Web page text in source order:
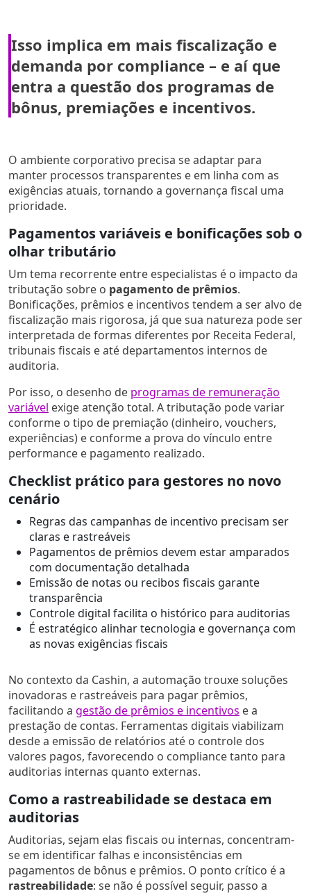
Isso implica em mais fiscalização e
demanda por compliance – e aí que
entra a questão dos programas de
bônus, premiações e incentivos.
O ambiente corporativo precisa se adaptar para
manter processos transparentes e em linha com as
exigências atuais, tornando a governança fiscal uma
prioridade.
Pagamentos variáveis e bonificações sob o
olhar tributário
Um tema recorrente entre especialistas é o impacto da
tributação sobre o pagamento de prêmios.
Bonificações, prêmios e incentivos tendem a ser alvo de
fiscalização mais rigorosa, já que sua natureza pode ser
interpretada de formas diferentes por Receita Federal,
tribunais fiscais e até departamentos internos de
auditoria.
Por isso, o desenho de programas de remuneração
variável exige atenção total. A tributação pode variar
conforme o tipo de premiação (dinheiro, vouchers,
experiências) e conforme a prova do vínculo entre
performance e pagamento realizado.
Checklist prático para gestores no novo
cenário
Regras das campanhas de incentivo precisam ser
claras e rastreáveis
Pagamentos de prêmios devem estar amparados
com documentação detalhada
Emissão de notas ou recibos fiscais garante
transparência
Controle digital facilita o histórico para auditorias
É estratégico alinhar tecnologia e governança com
as novas exigências fiscais
No contexto da Cashin, a automação trouxe soluções
inovadoras e rastreáveis para pagar prêmios,
facilitando a gestão de prêmios e incentivos e a
prestação de contas. Ferramentas digitais viabilizam
desde a emissão de relatórios até o controle dos
valores pagos, favorecendo o compliance tanto para
auditorias internas quanto externas.
Como a rastreabilidade se destaca em
auditorias
Auditorias, sejam elas fiscais ou internas, concentram-
se em identificar falhas e inconsistências em
pagamentos de bônus e prêmios. O ponto crítico é a
rastreabilidade: se não é possível seguir, passo a